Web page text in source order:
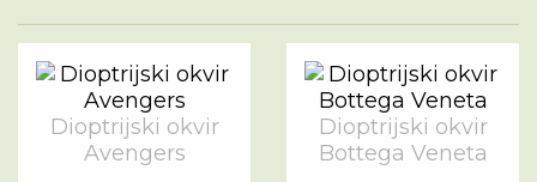
Dioptrijski okvir
Avengers
Dioptrijski okvir
Bottega Veneta